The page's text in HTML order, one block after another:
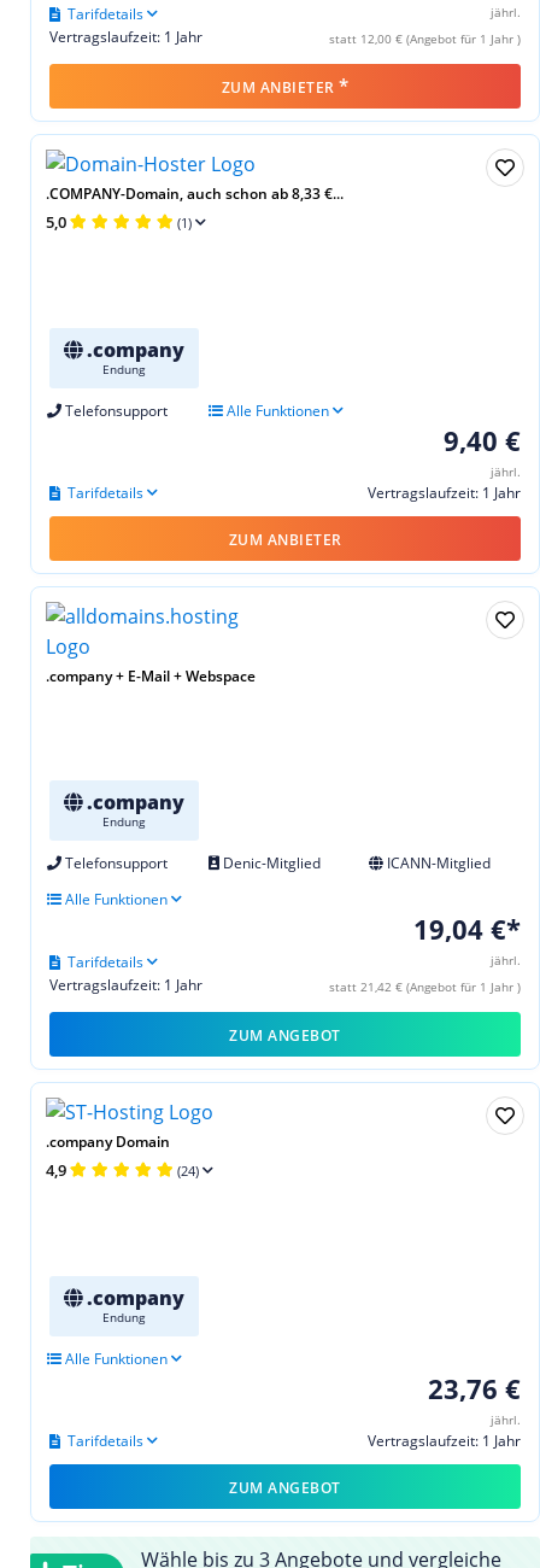
jährl.
statt 12,00 € (Angebot für 1 Jahr )
Vertragslaufzeit: 1 Jahr
Tarifdetails
ZUM ANBIETER *
.COMPANY-Domain, auch schon ab 8,33 €...
5,0 (1)
.company
Endung
Telefonsupport Alle Funktionen
9,40 €
jährl.
Vertragslaufzeit: 1 Jahr
Tarifdetails
ZUM ANBIETER
.company + E-Mail + Webspace
.company
Endung
Telefonsupport Denic-Mitglied
ICANN-Mitglied
Alle Funktionen
19,04 €*
jährl.
statt 21,42 € (Angebot für 1 Jahr )
Vertragslaufzeit: 1 Jahr
Tarifdetails
ZUM ANGEBOT
.company Domain
4,9 (24)
.company
Endung
Alle Funktionen
23,76 €
jährl.
Vertragslaufzeit: 1 Jahr
Tarifdetails
ZUM ANGEBOT
Wähle bis zu 3 Angebote und vergleiche